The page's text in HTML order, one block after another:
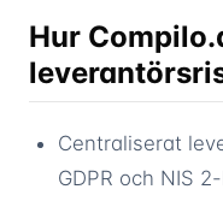
Hur
Centraliserat
GDPR och NIS